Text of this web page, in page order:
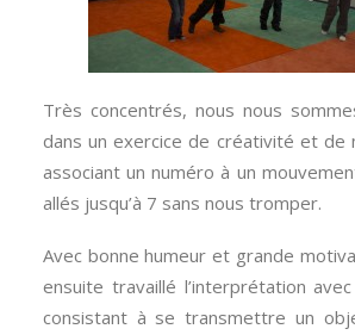
Très concentrés, nous nous
dans un exercice de créativité et de
associant un numéro à un
allés jusqu’à 7 sans nous tromper.
Avec bonne humeur et grande
ensuite travaillé l’interprétation
consistant à se transmettre un